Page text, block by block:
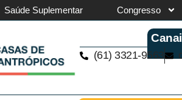
Saúde Suplementar Congresso
(61) 3321-9563